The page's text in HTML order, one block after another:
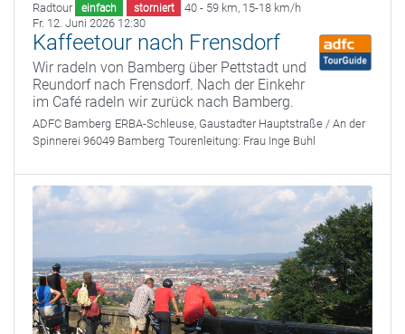
Radtour einfach storniert 40 - 59 km, 15-18 km/h
Fr. 12. Juni 2026 12:30
Kaffeetour nach Frensdorf
Wir radeln von Bamberg über Pettstadt und
Reundorf nach Frensdorf. Nach der Einkehr
im Café radeln wir zurück nach Bamberg.
ADFC Bamberg ERBA-Schleuse, Gaustadter Hauptstraße / An der
Spinnerei 96049 Bamberg Tourenleitung: Frau Inge Buhl